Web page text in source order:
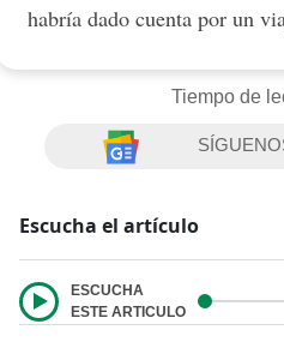
habría dado cuenta por un
Tiempo de
Escucha el artículo
ESCUCHA
ESTE ARTICULO